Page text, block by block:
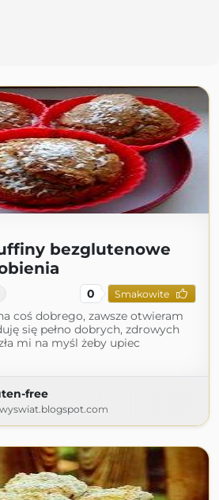
bezglutenowe
0 Smakowite
coś dobrego, zawsze otwieram
się pełno dobrych, zdrowych
mi na myśl żeby upiec
free